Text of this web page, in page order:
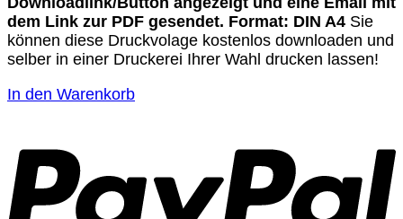
dem Link zur PDF gesendet. Format: DIN A4 Sie
können diese Druckvolage kostenlos downloaden und
selber in einer Druckerei Ihrer Wahl drucken lassen!
In den Warenkorb